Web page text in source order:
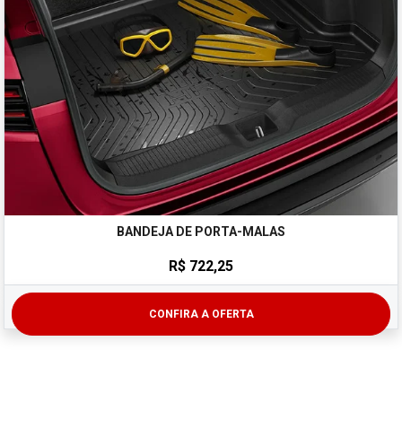
BANDEJA DE PORTA-MALAS
R$ 722,25
CONFIRA A OFERTA